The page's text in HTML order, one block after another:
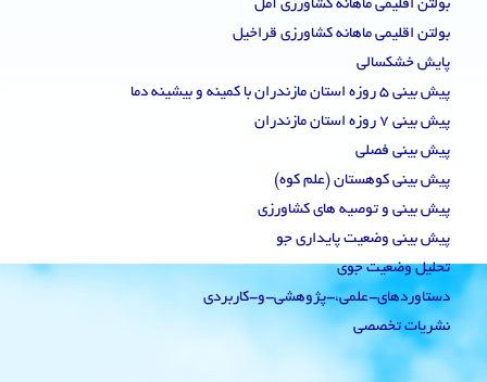
بولتن اقلیمی ماهانه کشاورزی آمل
بولتن اقلیمی ماهانه کشاورزی قراخیل
پایش خشکسالی
پیش بینی 5 روزه استان مازندران با کمینه و بیشینه دما
پیش بینی 7 روزه استان مازندران
پیش بینی فصلی
پیش بینی کوهستان (علم کوه)
پیش بینی و توصیه های کشاورزی
پیش بینی وضعیت پایداری جو
تحلیل وضعیت جوی
دستاوردهای-علمی،-پژوهشی-و-کاربردی
نشریات تخصصی